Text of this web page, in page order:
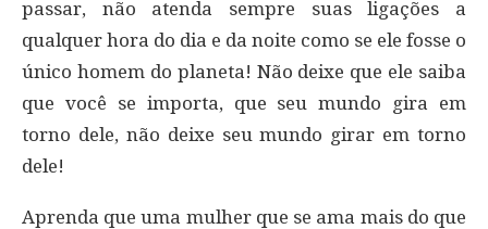
passar, não atenda sempre suas ligações a
qualquer hora do dia e da noite como se ele fosse o
único homem do planeta! Não deixe que ele saiba
que você se importa, que seu mundo gira em
torno dele, não deixe seu mundo girar em torno
dele!
Aprenda que uma mulher que se ama mais do que